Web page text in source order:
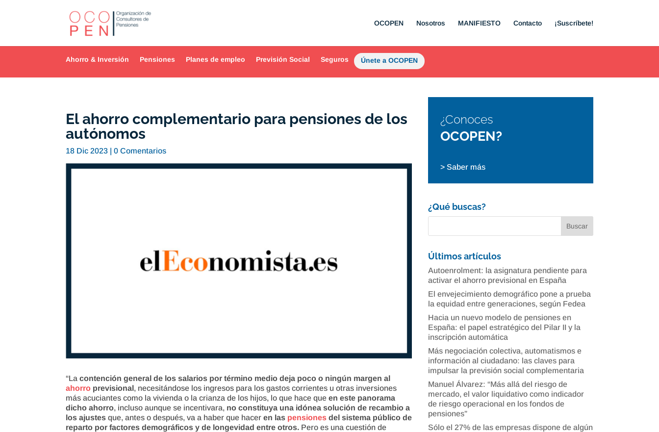
OCOPEN Nosotros MANIFIESTO Contacto ¡Suscríbete!
Ahorro & Inversión Pensiones Planes de empleo Previsión Social Seguros Únete a OCOPEN
El ahorro complementario para pensiones de los
autónomos
18 Dic 2023 |0 Comentarios
“Lacontención general de los salarios por término medio deja poco o ningún margen al
ahorro previsional, necesitándose los ingresos para los gastos corrientes u otras inversiones
más acuciantes como la vivienda o la crianza de los hijos, lo que hace queen este panorama
dicho ahorro, incluso aunque se incentivara, no constituya una idónea solución de recambio a
los ajustes que, antes o después, va a haber que haceren las pensiones del sistema público de
reparto por factores demográficos y de longevidad entre otros. Pero es una cuestión de
¿Conoces
OCOPEN?
> Saber más
¿Qué buscas?
Últimos artículos
Autoenrolment: la asignatura pendiente para
activar el ahorro previsional en España
El envejecimiento demográfico pone a prueba
la equidad entre generaciones, según Fedea
Hacia un nuevo modelo de pensiones en
España: el papel estratégico del Pilar II y la
inscripción automática
Más negociación colectiva, automatismos e
información al ciudadano: las claves para
impulsar la previsión social complementaria
Manuel Álvarez: “Más allá del riesgo de
mercado, el valor liquidativo como indicador
de riesgo operacional en los fondos de
pensiones”
Sólo el 27% de las empresas dispone de algún